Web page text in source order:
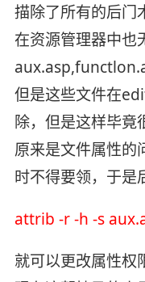
描除了所有的后门
在资源管理器中也
但是这些文件在
除，但是这样毕竟
原来是文件属性的
时不得要领，于是
attrib -r -h -s
就可以更改属性权